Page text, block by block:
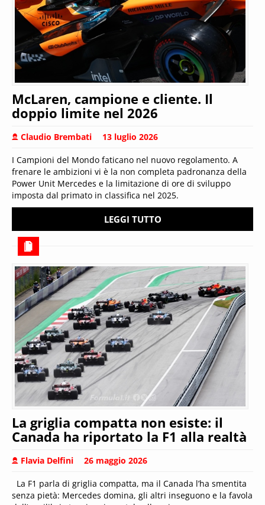
McLaren, campione e cliente. Il
doppio limite nel 2026
Claudio Brembati 13 luglio 2026
I Campioni del Mondo faticano nel nuovo regolamento. A
frenare le ambizioni vi è la non completa padronanza della
Power Unit Mercedes e la limitazione di ore di sviluppo
imposta dal primato in classifica nel 2025.
LEGGI TUTTO
La griglia compatta non esiste: il
Canada ha riportato la F1 alla realtà
Flavia Delfini 26 maggio 2026
La F1 parla di griglia compatta, ma il Canada l’ha smentita
senza pietà: Mercedes domina, gli altri inseguono e la favola